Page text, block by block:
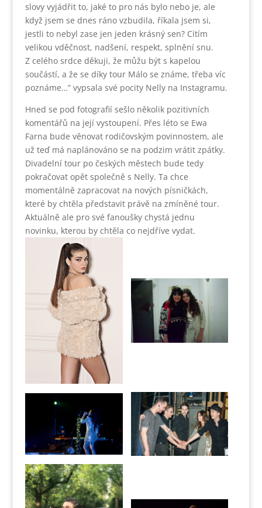
slovy vyjádřit to, jaké to pro nás bylo nebo je, ale
když jsem se dnes ráno vzbudila, říkala jsem si,
jestli to nebyl zase jen jeden krásný sen? Cítím
velikou vděčnost, nadšení, respekt, splnění snu.
Z celého srdce děkuji, že můžu být s kapelou
součástí, a že se díky tour Málo se známe, třeba víc
poznáme…” vypsala své pocity Nelly na Instagramu.
Hned se pod fotografií sešlo několik pozitivních
komentářů na její vystoupení. Přes léto se Ewa
Farna bude věnovat rodičovským povinnostem, ale
už teď má naplánováno se na podzim vrátit zpátky.
Divadelní tour po českých městech bude tedy
pokračovat opět společně s Nelly. Ta chce
momentálně zapracovat na nových písničkách,
které by chtěla představit právě na zmíněné tour.
Aktuálně ale pro své fanoušky chystá jednu
novinku, kterou by chtěla co nejdříve vydat.